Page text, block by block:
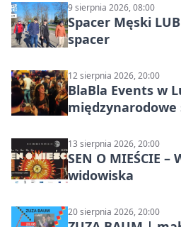
9 sierpnia 2026, 08:00
Spacer Męski
spacer
12 sierpnia 2026, 20:00
BlaBla Events w
13 sierpnia 2026, 20:00
SEN O MIEŚCIE
widowiska
20 sierpnia 2026, 20:00